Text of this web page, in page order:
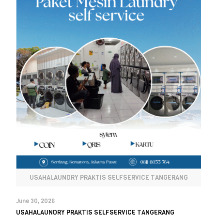
USAHALAUNDRY PRAKTIS SELFSERVICE TANGERANG
June 30, 2026
USAHALAUNDRY PRAKTIS SELFSERVICE TANGERANG